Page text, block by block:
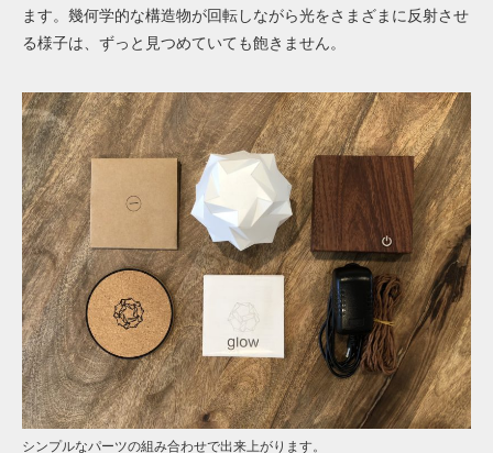
ます。幾何学的な構造物が回転しながら光をさまざまに反射させ
る様子は、ずっと見つめていても飽きません。
シンプルなパーツの組み合わせで出来上がります。